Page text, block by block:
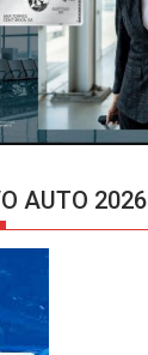
AUTO 2026